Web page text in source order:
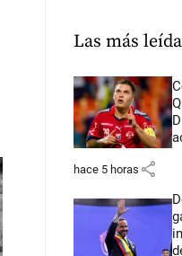
Las más
hace 5 horas share